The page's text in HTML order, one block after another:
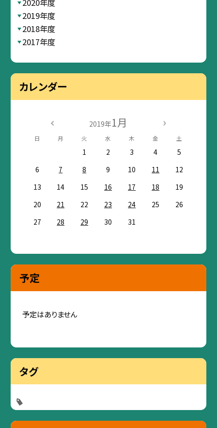
2019年度
2018年度
2017年度
カレンダー
2019年1月
日 月 火 水 木 金 土
1 2 3 4
5
6
7 8 9 10 11
12
13
14 15 16 17 18
19
20
21 22 23 24 25
26
27
28 29 30 31
予定
予定はありません
タグ